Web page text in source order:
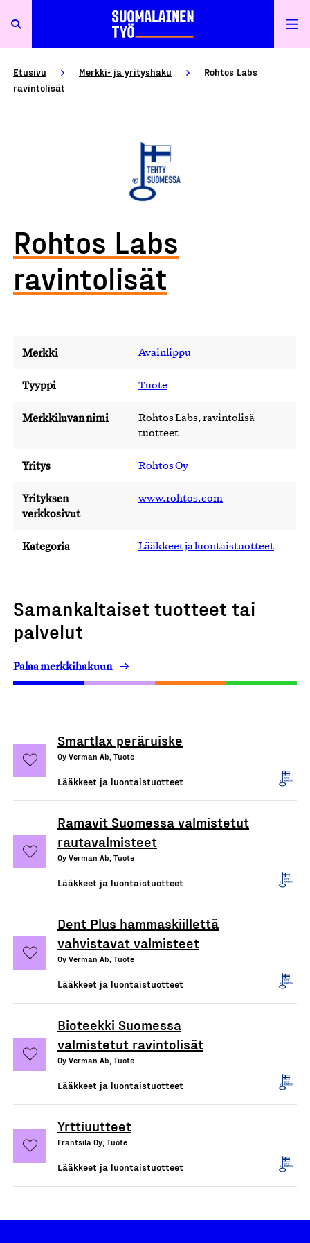
Etusivu Merkki- ja yrityshaku
Rohtos Labs
ravintolisät
Rohtos Labs
ravintolisät
Merkki Avainlippu
Tyyppi Tuote
Merkkiluvan nimi
Rohtos Labs, ravintolisä
tuotteet
Yritys Rohtos Oy
Yrityksen
verkkosivut
www.rohtos.com
Kategoria Lääkkeet ja luontaistuotteet
Samankaltaiset tuotteet tai
palvelut
Palaa merkkihakuun
Smartlax peräruiske
Oy Verman Ab, Tuote
Lääkkeet ja luontaistuotteet
Ramavit Suomessa valmistetut
rautavalmisteet
Oy Verman Ab, Tuote
Lääkkeet ja luontaistuotteet
Dent Plus hammaskiillettä
vahvistavat valmisteet
Oy Verman Ab, Tuote
Lääkkeet ja luontaistuotteet
Bioteekki Suomessa
valmistetut ravintolisät
Oy Verman Ab, Tuote
Lääkkeet ja luontaistuotteet
Yrttiuutteet
Frantsila Oy, Tuote
Lääkkeet ja luontaistuotteet